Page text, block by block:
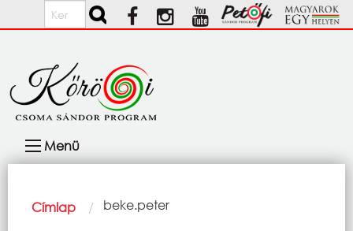
Ugrás a tartalomra
Keresés
navigáció
Menü
Morzsa
Címlap Current:
beke.peter